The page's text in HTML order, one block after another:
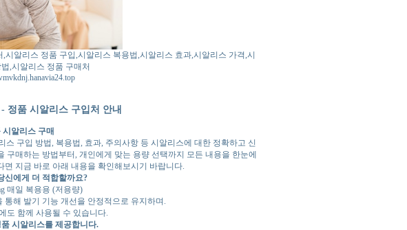
알리스 정품 구입,시알리스 복용법,시알리스 효과,시알리스 가격,시
,시알리스 정품 구매처
정품 시알리스 구입처 안내
시알리스 구매
구입 방법, 복용법, 효과, 주의사항 등 시알리스에 대한 정확하고 신
구매하는 방법부터, 개인에게 맞는 용량 선택까지 모든 내용을 한눈에
지금 바로 아래 내용을 확인해보시기 바랍니다.
신에게 더 적합할까요?
매일 복용용 (저용량)
통해 발기 기능 개선을 안정적으로 유지하며.
도 함께 사용될 수 있습니다.
시알리스를 제공합니다.